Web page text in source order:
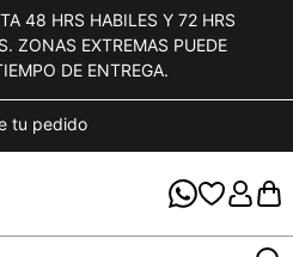
48 HRS HABILES Y 72 HRS
ZONAS EXTREMAS PUEDE
DE ENTREGA.
tu pedido